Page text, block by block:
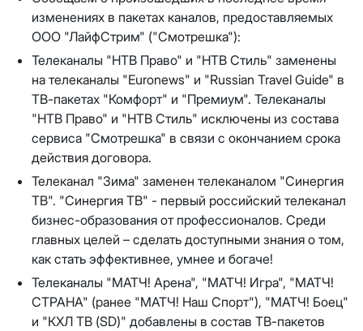
изменениях в пакетах каналов, предоставляемых
ООО "ЛайфСтрим" ("Смотрешка"):
Телеканалы "НТВ Право" и "НТВ Стиль" заменены
на телеканалы "Euronews" и "Russian Travel Guide" в
ТВ-пакетах "Комфорт" и "Премиум". Телеканалы
"НТВ Право" и "НТВ Стиль" исключены из состава
сервиса "Смотрешка" в связи с окончанием срока
действия договора.
Телеканал "Зима" заменен телеканалом "Синергия
ТВ". "Синергия ТВ" - первый российский телеканал
бизнес-образования от профессионалов. Среди
главных целей – сделать доступными знания о том,
как стать эффективнее, умнее и богаче!
Телеканалы "МАТЧ! Арена", "МАТЧ! Игра", "МАТЧ!
СТРАНА" (ранее "МАТЧ! Наш Спорт"), "МАТЧ! Боец"
и "КХЛ ТВ (SD)" добавлены в состав ТВ-пакетов
Телевидение
Аренда оборудования
Отправить
Я даюсогласие на обработку персональных данныхв
Политикой в отношении обработки
персональных данных
КС 300
НП20
НП30
НП50
НП100
Стандарт
Email*
Адрес подключения*
Отправить
Я даюсогласие на обработку персональных данныхв
соответствии сПолитикой в отношении обработки
персональных данных
Email*
Отправить
Я даюсогласие на обработку персональных данныхв
соответствии с
Политикой в отношении обработки
персональных данных
Выделение публичного IP адреса один раз
осуществляется бесплатно, за каждое
последующее выделение публичного IP адреса с
лицевого счета единовременно списывается3000